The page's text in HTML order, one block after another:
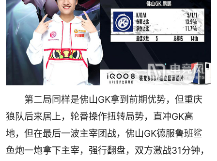
第二局同样是佛山GK拿到前期优势，但重庆
狼队后来居上，轮番操作扭转局势，直冲GK高
地，但在最后一波主宰团战，佛山GK德服鲁班鲨
鱼炮一炮拿下主宰，强行翻盘，双方激战31分钟，